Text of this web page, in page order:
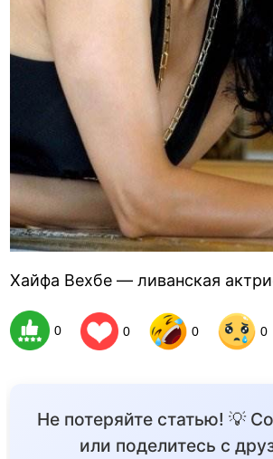
Хайфа Вехбе — ливанская
0 0 0 0
Не потеряйте статью! 💡
или поделитесь с